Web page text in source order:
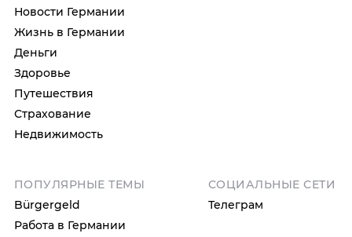
Новости Германии
Жизнь в Германии
Деньги
Здоровье
Путешествия
Страхование
Недвижимость
ПОПУЛЯРНЫЕ ТЕМЫ
Bürgergeld
Работа в Германии
СОЦИАЛЬНЫЕ СЕТИ
Телеграм